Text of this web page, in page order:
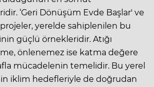
‘Geri Dönüşüm Evde Başlar' ve
yerelde sahiplenilen bu
güçlü örnekleridir. Atığı
önlenemez ise katma değere
mücadelenin temelidir. Bu yerel
iklim hedefleriyle de doğrudan